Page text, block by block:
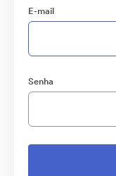
E-mail
Senha